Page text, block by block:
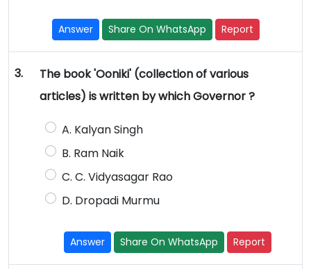
Answer Share On WhatsApp Report
3.
The book 'Ooniki' (collection of various
articles) is written by which Governor ?
A. Kalyan Singh
B. Ram Naik
C. C. Vidyasagar Rao
D. Dropadi Murmu
Answer Share On WhatsApp Report